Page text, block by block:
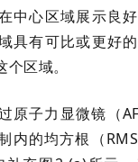
中心区域展示良
具有可比或更好
区域。
原子力显微镜（
内的均方根（